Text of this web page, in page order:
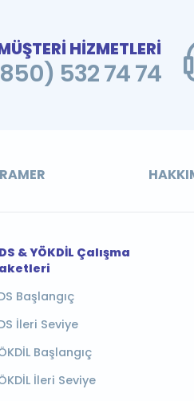
HİZMETLERİ
532 74 74
& YÖKDİL Çalışma
Başlangıç
İleri Seviye
Başlangıç
İleri Seviye